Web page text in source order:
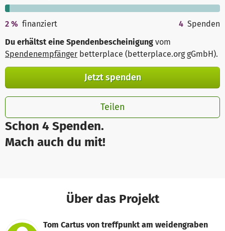
Schon 4 Spenden.
Mach auch du mit!
2 % finanziert 4 Spenden
Du erhältst eine Spendenbescheinigung vom
Spendenempfänger betterplace (betterplace.org gGmbH).
Jetzt spenden
Teilen
Über das Projekt
Tom Cartus von treffpunkt am weidengraben